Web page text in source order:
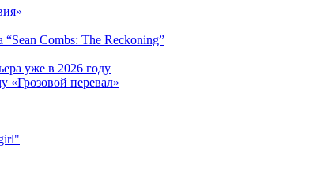
Combs: The Reckoning”
уже в 2026 году
«Грозовой перевал»